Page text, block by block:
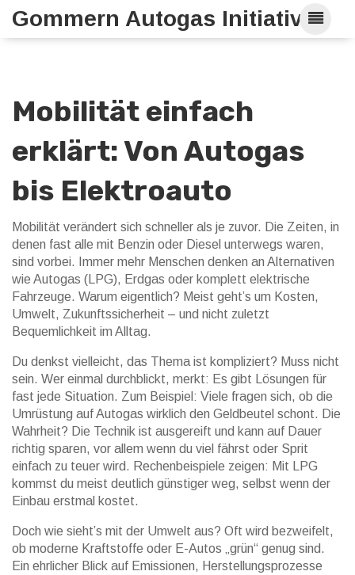
Gommern Autogas Initiative
Mobilität einfach
erklärt: Von Autogas
bis Elektroauto
Mobilität verändert sich schneller als je zuvor. Die Zeiten, in
denen fast alle mit Benzin oder Diesel unterwegs waren,
sind vorbei. Immer mehr Menschen denken an Alternativen
wie Autogas (LPG), Erdgas oder komplett elektrische
Fahrzeuge. Warum eigentlich? Meist geht’s um Kosten,
Umwelt, Zukunftssicherheit – und nicht zuletzt
Bequemlichkeit im Alltag.
Du denkst vielleicht, das Thema ist kompliziert? Muss nicht
sein. Wer einmal durchblickt, merkt: Es gibt Lösungen für
fast jede Situation. Zum Beispiel: Viele fragen sich, ob die
Umrüstung auf Autogas wirklich den Geldbeutel schont. Die
Wahrheit? Die Technik ist ausgereift und kann auf Dauer
richtig sparen, vor allem wenn du viel fährst oder Sprit
einfach zu teuer wird. Rechenbeispiele zeigen: Mit LPG
kommst du meist deutlich günstiger weg, selbst wenn der
Einbau erstmal kostet.
Doch wie sieht’s mit der Umwelt aus? Oft wird bezweifelt,
ob moderne Kraftstoffe oder E-Autos „grün“ genug sind.
Ein ehrlicher Blick auf Emissionen, Herstellungsprozesse